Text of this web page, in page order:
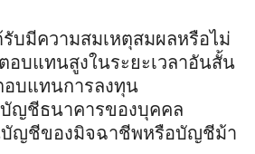
บมีความสมเหตุสมผลหรือไม่
อบแทนสูงในระยะเวลาอันสั้น
อบแทนการลงทุน
บัญชีธนาคารของบุคคล
บัญชีของมิจฉาชีพหรือบัญชีม้า